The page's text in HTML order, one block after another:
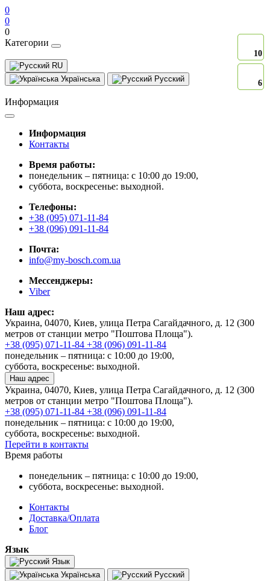
0
0
0
Категории
RU
Українська
Русский
Информация
Информация
Контакты
Время работы:
понедельник – пятница: с 10:00 до 19:00,
суббота, воскресенье: выходной.
Телефоны:
+38 (095) 071-11-84
+38 (096) 091-11-84
Почта:
info@my-bosch.com.ua
Мессенджеры:
Viber
Наш адрес:
Украина, 04070, Киев, улица Петра Сагайдачного, д. 12 (300
метров от станции метро "Поштова Площа").
+38 (095) 071-11-84 +38 (096) 091-11-84
понедельник – пятница: с 10:00 до 19:00,
суббота, воскресенье: выходной.
Наш адрес
Украина, 04070, Киев, улица Петра Сагайдачного, д. 12 (300
метров от станции метро "Поштова Площа").
+38 (095) 071-11-84 +38 (096) 091-11-84
понедельник – пятница: с 10:00 до 19:00,
суббота, воскресенье: выходной.
Перейти в контакты
Время работы
понедельник – пятница: с 10:00 до 19:00,
суббота, воскресенье: выходной.
Контакты
Доставка/Оплата
Блог
Язык
Язык
Українська
Русский
10
6
10
6